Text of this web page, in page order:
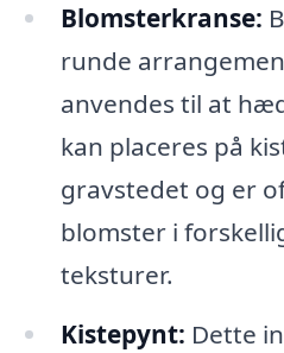
Blomsterkranse:
runde
anvendes til at
kan placeres på
gravstedet og er
blomster i
teksturer.
Kistepynt: Dette